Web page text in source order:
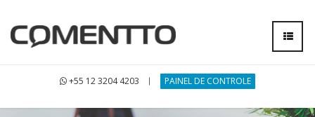
+55 12 3204 4203 PAINEL DE CONTROLE